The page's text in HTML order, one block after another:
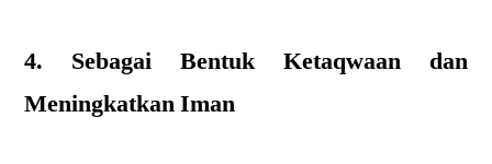
4. Sebagai Bentuk Ketaqwaan dan
Meningkatkan Iman